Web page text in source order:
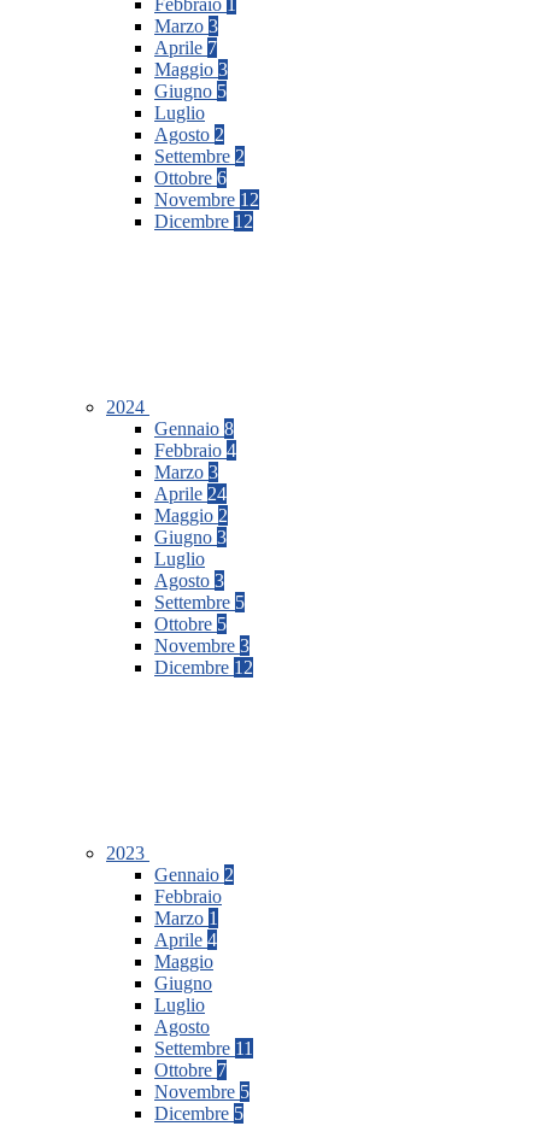
Febbraio 1
Marzo 3
Aprile 7
Maggio 3
Giugno 5
Luglio
Agosto 2
Settembre 2
Ottobre 6
Novembre 12
Dicembre 12
2024
Gennaio 8
Febbraio 4
Marzo 3
Aprile 24
Maggio 2
Giugno 3
Luglio
Agosto 3
Settembre 5
Ottobre 5
Novembre 3
Dicembre 12
2023
Gennaio 2
Febbraio
Marzo 1
Aprile 4
Maggio
Giugno
Luglio
Agosto
Settembre 11
Ottobre 7
Novembre 5
Dicembre 5